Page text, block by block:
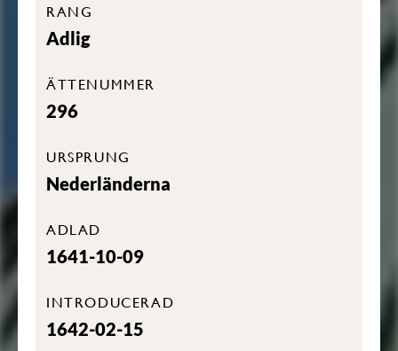
RANG
Adlig
ÄTTENUMMER
296
URSPRUNG
Nederländerna
ADLAD
1641-10-09
INTRODUCERAD
1642-02-15